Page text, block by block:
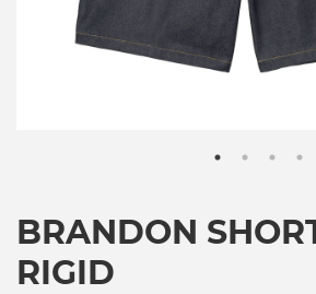
BRANDON
RIGID